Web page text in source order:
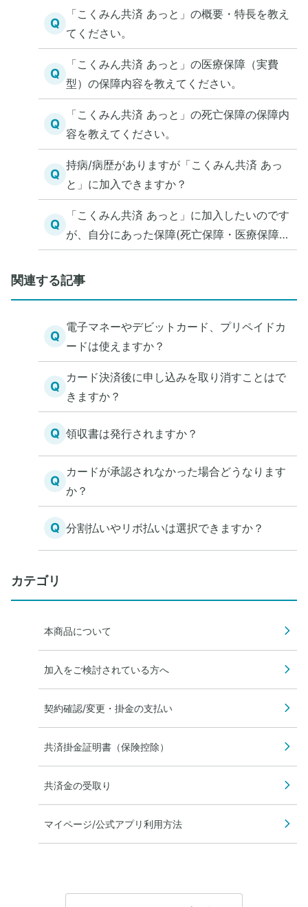
Q
「こくみん共済 あっと」の概要・特長を教え
てください。
Q
「こくみん共済 あっと」の医療保障（実費
型）の保障内容を教えてください。
Q
「こくみん共済 あっと」の死亡保障の保障内
容を教えてください。
Q
持病/病歴がありますが「こくみん共済 あっ
と」に加入できますか？
Q
「こくみん共済 あっと」に加入したいのです
が、自分にあった保障(死亡保障・医療保障)
を知る方法を教えてください。
関連する記事
Q
電子マネーやデビットカード、プリペイドカ
ードは使えますか？
Q
カード決済後に申し込みを取り消すことはで
きますか？
Q 領収書は発行されますか？
Q
カードが承認されなかった場合どうなります
か？
Q 分割払いやリボ払いは選択できますか？
カテゴリ
本商品について
加入をご検討されている方へ
契約確認/変更・掛金の支払い
共済掛金証明書（保険控除）
共済金の受取り
マイページ/公式アプリ利用方法